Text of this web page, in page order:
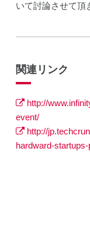
いて討論させて頂
関連リンク
http://
event/
http://
hardward-